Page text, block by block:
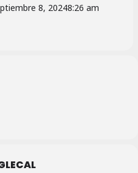
8, 20248:26 am